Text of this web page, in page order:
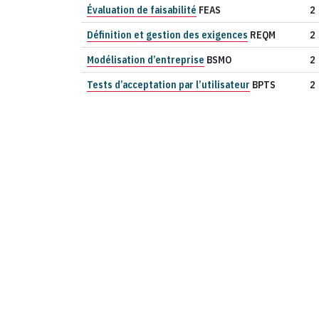
Évaluation de faisabilité FEAS 2
Définition et gestion des exigences REQM 2
Modélisation d’entreprise BSMO 2
Tests d’acceptation par l’utilisateur BPTS 2